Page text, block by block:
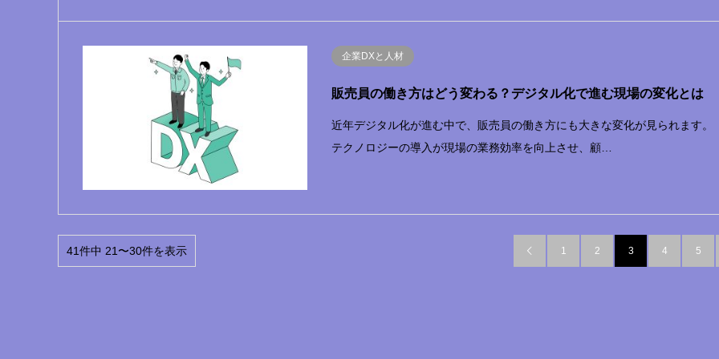
企業DXと人材
販売員の働き方はどう変わる？デジタル化で進む現場の変化とは
近年デジタル化が進む中で、販売員の働き方にも大きな変化が見られます。
テクノロジーの導入が現場の業務効率を向上させ、顧…
41件中 21〜30件を表示  1 2 3 4 5